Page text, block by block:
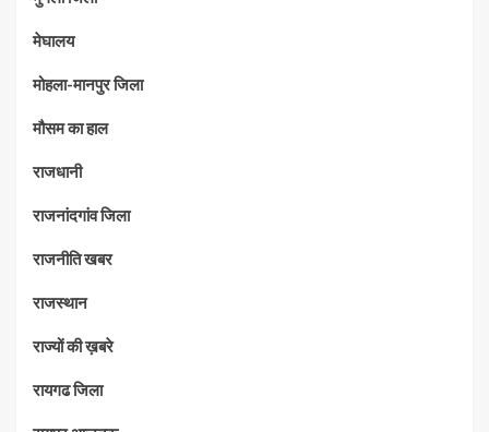
मेघालय
मोहला-मानपुर जिला
मौसम का हाल
राजधानी
राजनांदगांव जिला
राजनीति खबर
राजस्थान
राज्यों की ख़बरे
रायगढ जिला